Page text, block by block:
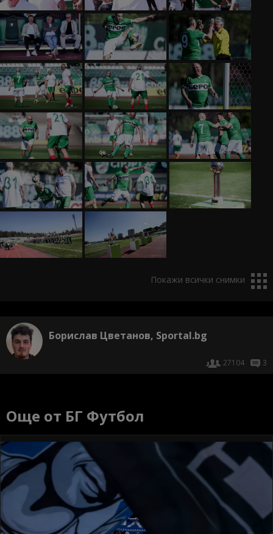
Покажи всички снимки
Борислав Цветанов, Sportal.bg
27104 3
Още от БГ Футбол